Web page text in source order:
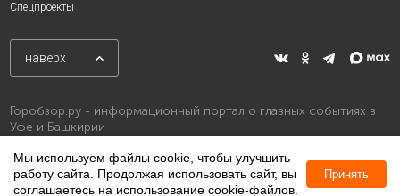
Спецпроекты
наверх
Горобзор.ру - информационный портал о главных событиях в
Уфе и Башкирии
Мы используем файлы cookie, чтобы улучшить
работу сайта. Продолжая использовать сайт, вы
соглашаетесь на использование cookie-файлов.
Принять